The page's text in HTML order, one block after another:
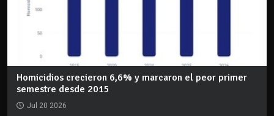
Homicidios crecieron 6,6% y marcaron el peor primer
semestre desde 2015
Jul 20 2026